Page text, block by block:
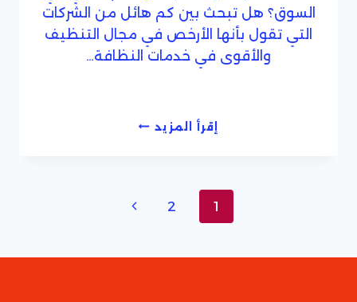
السوق؟ هل تبحث بين كم هائل من الشركات
التي تقول بأنها الأرخص في مجال التنظيف
والأقوى في خدمات النظافة…
إقرأ المزيدارخص
1
2
الصفحة